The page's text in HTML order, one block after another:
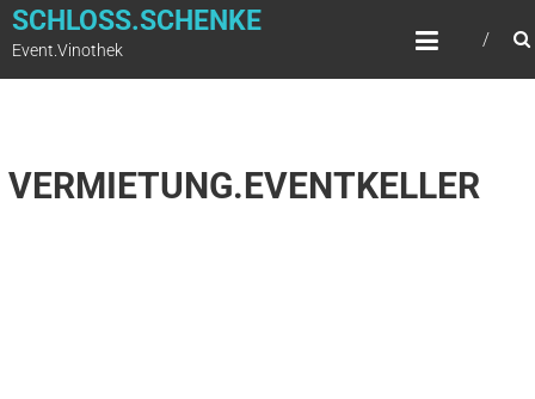
SCHLOSS.SCHENKE
Event.Vinothek
VERMIETUNG.EVENTKELLER